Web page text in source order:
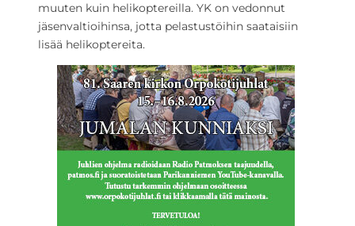
muuten kuin helikoptereilla. YK on vedonnut
jäsenvaltioihinsa, jotta pelastustöihin saataisiin
lisää helikoptereita.